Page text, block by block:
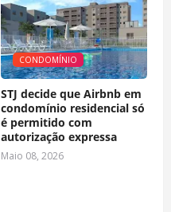
CONDOMÍNIO
STJ decide que Airbnb em
condomínio residencial só
é permitido com
autorização expressa
Maio 08, 2026